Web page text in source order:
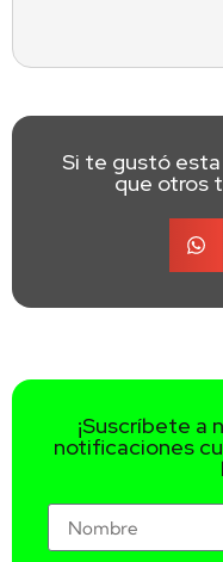
Si te gustó
que otros
¡Suscríbete a
notificaciones